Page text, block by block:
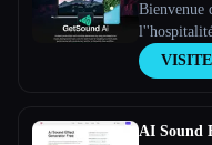
Bienvenue
VISITE
AI Sound